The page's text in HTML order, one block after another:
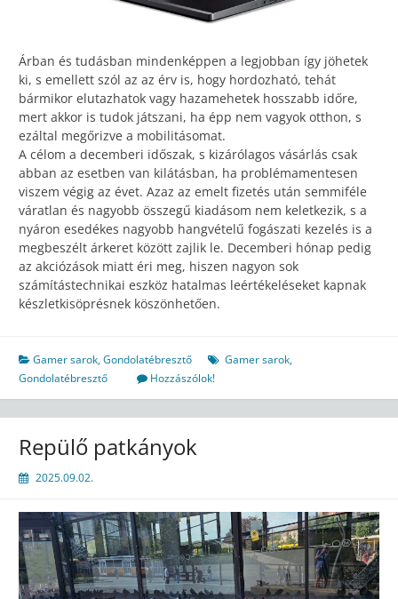
Árban és tudásban mindenképpen a legjobban így jöhetek
ki, s emellett szól az az érv is, hogy hordozható, tehát
bármikor elutazhatok vagy hazamehetek hosszabb időre,
mert akkor is tudok játszani, ha épp nem vagyok otthon, s
ezáltal megőrizve a mobilitásomat.
A célom a decemberi időszak, s kizárólagos vásárlás csak
abban az esetben van kilátásban, ha problémamentesen
viszem végig az évet. Azaz az emelt fizetés után semmiféle
váratlan és nagyobb összegű kiadásom nem keletkezik, s a
nyáron esedékes nagyobb hangvételű fogászati kezelés is a
megbeszélt árkeret között zajlik le. Decemberi hónap pedig
az akciózások miatt éri meg, hiszen nagyon sok
számítástechnikai eszköz hatalmas leértékeléseket kapnak
készletkisöprésnek köszönhetően.
Gamer sarok,Gondolatébresztő Gamer sarok,
Gondolatébresztő
Hozzászólok!
Repülő patkányok
2025.09.02.